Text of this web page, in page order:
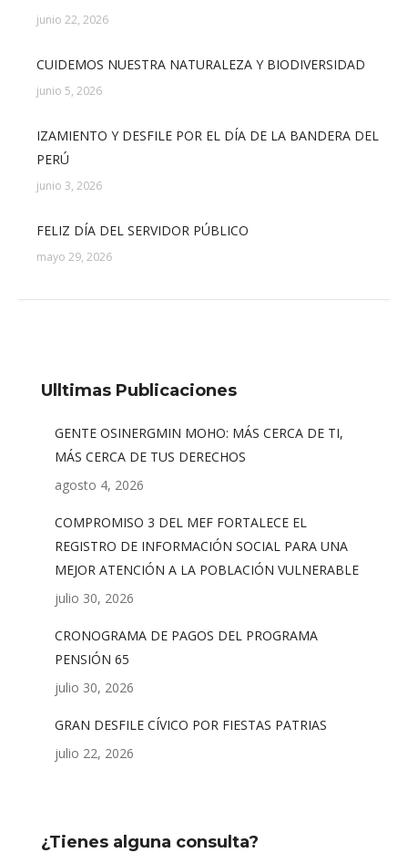
junio 22, 2026
CUIDEMOS NUESTRA NATURALEZA Y BIODIVERSIDAD
junio 5, 2026
IZAMIENTO Y DESFILE POR EL DÍA DE LA BANDERA DEL
PERÚ
junio 3, 2026
FELIZ DÍA DEL SERVIDOR PÚBLICO
mayo 29, 2026
Ulltimas Publicaciones
GENTE OSINERGMIN MOHO: MÁS CERCA DE TI,
MÁS CERCA DE TUS DERECHOS
agosto 4, 2026
COMPROMISO 3 DEL MEF FORTALECE EL
REGISTRO DE INFORMACIÓN SOCIAL PARA UNA
MEJOR ATENCIÓN A LA POBLACIÓN VULNERABLE
julio 30, 2026
CRONOGRAMA DE PAGOS DEL PROGRAMA
PENSIÓN 65
julio 30, 2026
GRAN DESFILE CÍVICO POR FIESTAS PATRIAS
julio 22, 2026
¿Tienes alguna consulta?